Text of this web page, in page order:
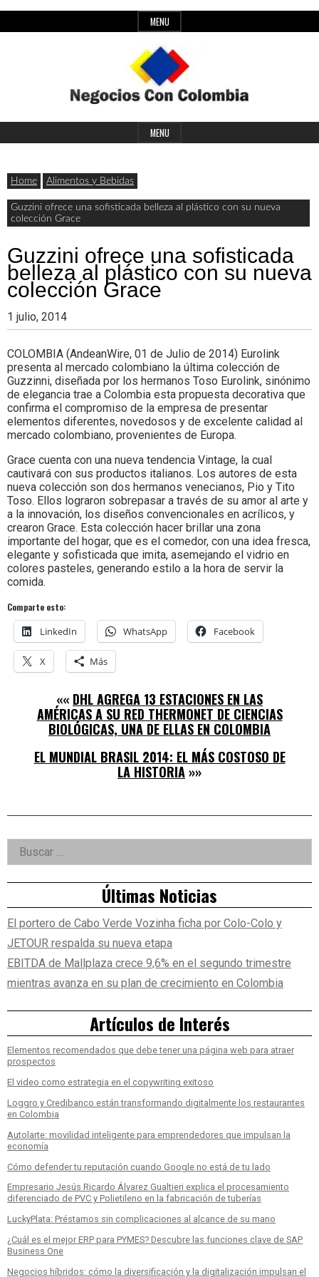
to
MENU
Negocios
con
Colombia
Últimas
noticias,
comunicados
y
actualidad
de
negocios
con
Colombia.
Header
MENU
Home Alimentos y Bebidas
Guzzini ofrece una sofisticada belleza al plástico con su nueva
colección Grace
Guzzini ofrece una sofisticada
belleza al plástico con su nueva
colección Grace
1 julio, 2014
COLOMBIA (AndeanWire, 01 de Julio de 2014) Eurolink
presenta al mercado colombiano la última colección de
Guzzinni, diseñada por los hermanos Toso Eurolink, sinónimo
de elegancia trae a Colombia esta propuesta decorativa que
confirma el compromiso de la empresa de presentar
elementos diferentes, novedosos y de excelente calidad al
mercado colombiano, provenientes de Europa.
Grace cuenta con una nueva tendencia Vintage, la cual
cautivará con sus productos italianos. Los autores de esta
nueva colección son dos hermanos venecianos, Pio y Tito
Toso. Ellos lograron sobrepasar a través de su amor al arte y
a la innovación, los diseños convencionales en acrílicos, y
crearon Grace. Esta colección hacer brillar una zona
importante del hogar, que es el comedor, con una idea fresca,
elegante y sofisticada que imita, asemejando el vidrio en
colores pasteles, generando estilo a la hora de servir la
comida.
Comparte esto:
LinkedIn WhatsApp Facebook
X Más
«« DHL AGREGA 13 ESTACIONES EN LAS
AMÉRICAS A SU RED THERMONET DE CIENCIAS
BIOLÓGICAS, UNA DE ELLAS EN COLOMBIA
EL MUNDIAL BRASIL 2014: EL MÁS COSTOSO DE
LA HISTORIA »»
Right
Asides
Buscar:
Últimas Noticias
El portero de Cabo Verde Vozinha ficha por Colo-Colo y
JETOUR respalda su nueva etapa
EBITDA de Mallplaza crece 9,6% en el segundo trimestre
mientras avanza en su plan de crecimiento en Colombia
Artículos de Interés
Elementos recomendados que debe tener una página web para atraer
prospectos
El video como estrategia en el copywriting exitoso
Loggro y Credibanco están transformando digitalmente los restaurantes
en Colombia
Autolarte: movilidad inteligente para emprendedores que impulsan la
economía
Cómo defender tu reputación cuando Google no está de tu lado
Empresario Jesús Ricardo Álvarez Gualtieri explica el procesamiento
diferenciado de PVC y Polietileno en la fabricación de tuberías
LuckyPlata: Préstamos sin complicaciones al alcance de su mano
¿Cuál es el mejor ERP para PYMES? Descubre las funciones clave de SAP
Business One
Negocios híbridos: cómo la diversificación y la digitalización impulsan el